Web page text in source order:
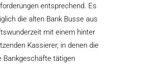
entsprechend. Es
die alten Bank Busse aus
mit einem hinter
Kassierer, in denen die
Bankgeschäfte tätigen